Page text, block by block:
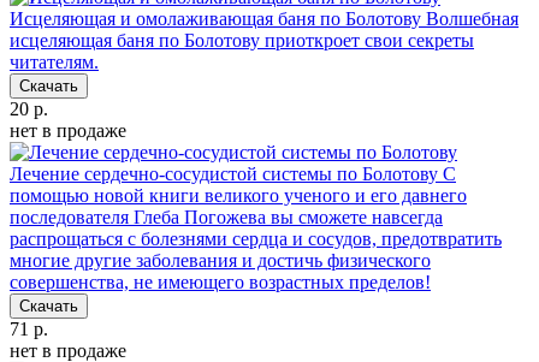
Исцеляющая и омолаживающая баня по Болотову Волшебная
исцеляющая баня по Болотову приоткроет свои секреты
читателям.
Скачать
20 р.
нет в продаже
Лечение сердечно-сосудистой системы по Болотову С
помощью новой книги великого ученого и его давнего
последователя Глеба Погожева вы сможете навсегда
распрощаться с болезнями сердца и сосудов, предотвратить
многие другие заболевания и достичь физического
совершенства, не имеющего возрастных пределов!
Скачать
71 р.
нет в продаже